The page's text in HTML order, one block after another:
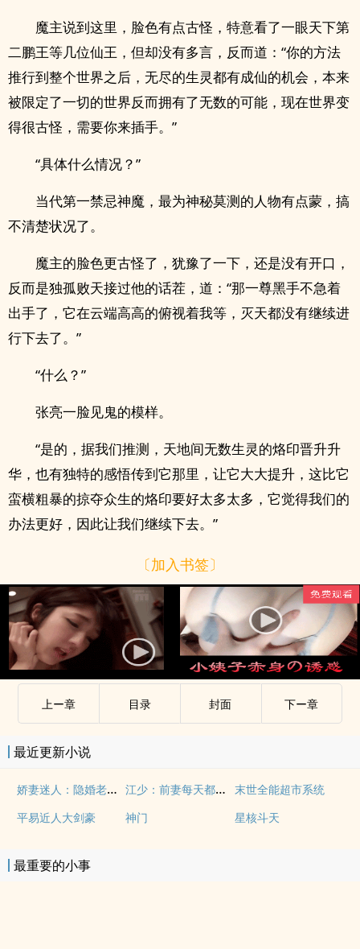
魔主说到这里，脸色有点古怪，特意看了一眼天下第
二鹏王等几位仙王，但却没有多言，反而道：“你的方法
推行到整个世界之后，无尽的生灵都有成仙的机会，本来
被限定了一切的世界反而拥有了无数的可能，现在世界变
得很古怪，需要你来插手。”
“具体什么情况？”
当代第一禁忌神魔，最为神秘莫测的人物有点蒙，搞
不清楚状况了。
魔主的脸色更古怪了，犹豫了一下，还是没有开口，
反而是独孤败天接过他的话茬，道：“那一尊黑手不急着
出手了，它在云端高高的俯视着我等，灭天都没有继续进
行下去了。”
“什么？”
张亮一脸见鬼的模样。
“是的，据我们推测，天地间无数生灵的烙印晋升升
华，也有独特的感悟传到它那里，让它大大提升，这比它
蛮横粗暴的掠夺众生的烙印要好太多太多，它觉得我们的
办法更好，因此让我们继续下去。”
〔加入书签〕
上ー章 目录 封面 下ー章
最近更新小说
娇妻迷人：隐婚老公晚上好 江少：前妻每天都想坑死我
末世全能超市系统
平易近人大剑豪
神门 星核斗天
最重要的小事